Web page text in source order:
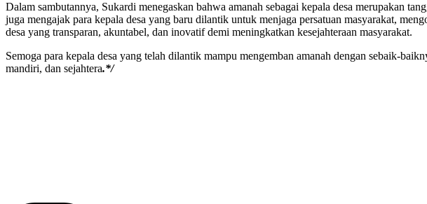
Dalam sambutannya, Sukardi menegaskan bahwa amanah sebagai kepala desa merupakan
juga mengajak para kepala desa yang baru dilantik untuk menjaga persatuan masyarakat,
desa yang transparan, akuntabel, dan inovatif demi meningkatkan kesejahteraan masyarakat.
Semoga para kepala desa yang telah dilantik mampu mengemban amanah dengan sebaik-
mandiri, dan sejahtera.*/